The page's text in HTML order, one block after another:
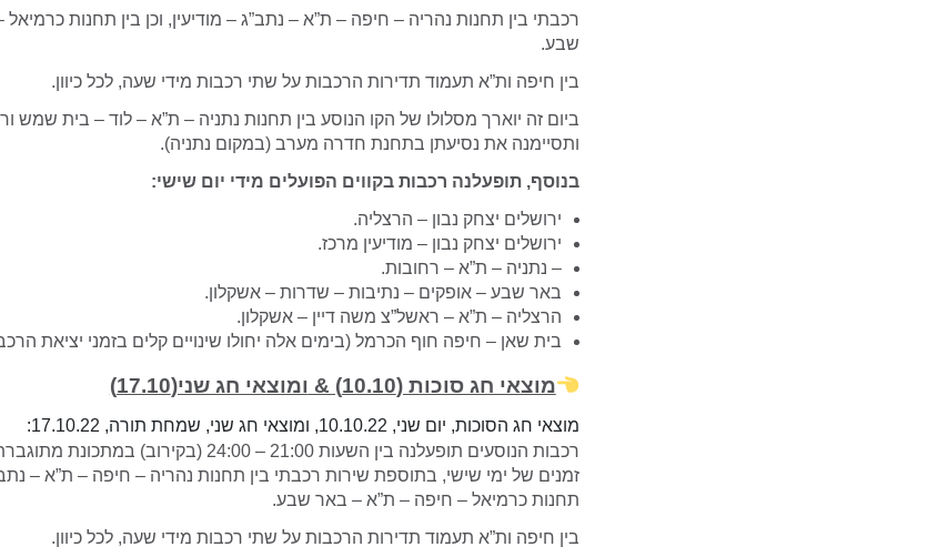
רכבתי בין תחנות נהריה – חיפה – ת”א – נתב”ג – מודיעין, וכן בין תחנות
שבע.
בין חיפה ות”א תעמוד תדירות הרכבות על שתי רכבות מידי שעה, לכל כיוון.
ביום זה יוארך מסלולו של הקו הנוסע בין תחנות נתניה – ת”א – לוד – בית שמש
ותסיימנה את נסיעתן בתחנת חדרה מערב (במקום נתניה).
בנוסף, תופעלנה רכבות בקווים הפועלים מידי יום שישי:
ירושלים יצחק נבון – הרצליה.
ירושלים יצחק נבון – מודיעין מרכז.
– נתניה – ת”א – רחובות.
באר שבע – אופקים – נתיבות – שדרות – אשקלון.
הרצליה – ת”א – ראשל”צ משה דיין – אשקלון.
בית שאן – חיפה חוף הכרמל (בימים אלה יחולו שינויים קלים בזמני יציאת
מוצאי חג סוכות (10.10) & ומוצאי חג שני(17.10)
מוצאי חג הסוכות, יום שני, 10.10.22, ומוצאי חג שני, שמחת תורה, 17.10.22:
רכבות הנוסעים תופעלנה בין השעות 21:00 – 24:00
זמנים של ימי שישי, בתוספת שירות רכבתי בין תחנות נהריה – חיפה – ת”א – נתב”ג
תחנות כרמיאל – חיפה – ת”א – באר שבע.
בין חיפה ות”א תעמוד תדירות הרכבות על שתי רכבות מידי שעה, לכל כיוון.